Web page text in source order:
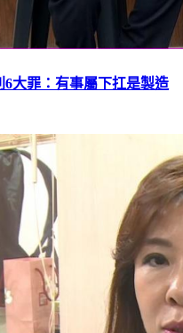
大罪：有事屬下扛是製造